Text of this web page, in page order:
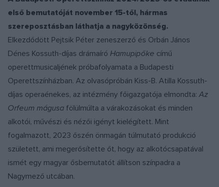
első bemutatóját november 15-től, hármas
szereposztásban láthatja a nagyközönség.
Elkezdődött Pejtsik Péter zeneszerző és Orbán János
Dénes Kossuth-díjas drámaíró Hamupipőke című
operettmusicaljének próbafolyamata a Budapesti
Operettszínházban. Az olvasópróbán Kiss-B. Atilla Kossuth-
díjas operaénekes, az intézmény főigazgatója elmondta:Az
Orfeum mágusa fölülmúlta a várakozásokat és minden
alkotói, művészi és nézői igényt kielégített. Mint
fogalmazott, 2023 őszén önmagán túlmutató produkció
született, ami megerősítette őt, hogy az alkotócsapatával
ismét egy magyar ősbemutatót állítson színpadra a
Nagymező utcában.